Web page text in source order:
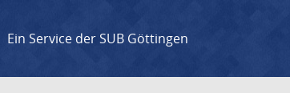
Ein Service der SUB Göttingen